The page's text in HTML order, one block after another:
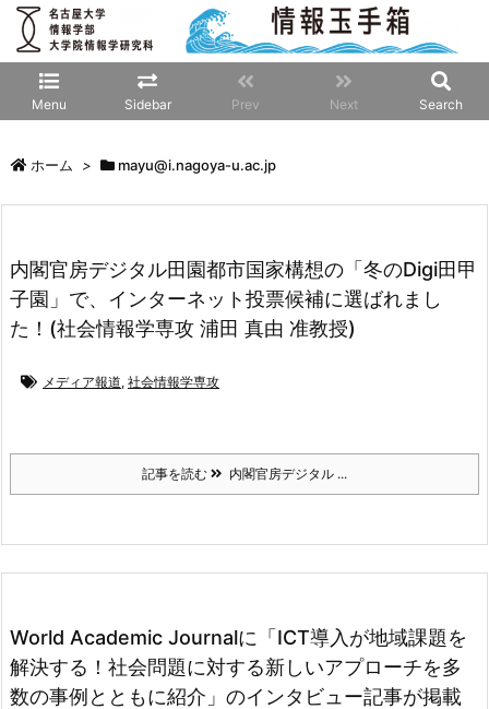
Menu Sidebar Prev Next Search
ホーム > mayu@i.nagoya-u.ac.jp
内閣官房デジタル田園都市国家構想の「冬のDigi田甲
子園」で、インターネット投票候補に選ばれまし
た！(社会情報学専攻 浦田 真由 准教授)
メディア報道, 社会情報学専攻
記事を読む 内閣官房デジタル ...
World Academic Journalに「ICT導入が地域課題を
解決する！社会問題に対する新しいアプローチを多
数の事例とともに紹介」のインタビュー記事が掲載